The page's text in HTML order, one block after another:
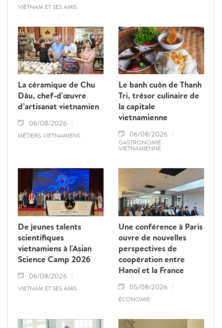
VIETNAM ET SES AMIS
La céramique de Chu
Dâu, chef-d'œuvre
d’artisanat vietnamien
06/08/2026
MÉTIERS VIETNAMIENS
Le banh cuôn de Thanh
Tri, trésor culinaire de
la capitale
vietnamienne
06/08/2026
GASTRONOMIE
VIETNAMIENNE
De jeunes talents
scientifiques
vietnamiens à l'Asian
Science Camp 2026
06/08/2026
VIETNAM ET SES AMIS
Une conférence à Paris
ouvre de nouvelles
perspectives de
coopération entre
Hanoï et la France
05/08/2026
ÉCONOMIE